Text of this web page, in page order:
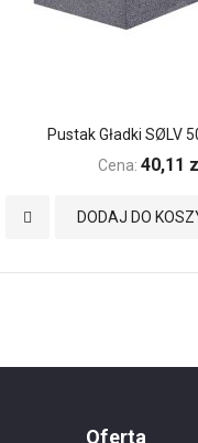
Pustak Gładki SØLV
Cena: 40,11
DODAJ DO
Dodaj
Oferta